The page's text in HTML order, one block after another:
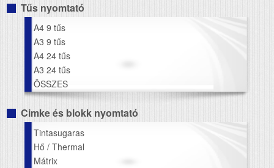
Tűs nyomtató
A4 9 tűs
A3 9 tűs
A4 24 tűs
A3 24 tűs
ÖSSZES
Cimke és blokk nyomtató
Tintasugaras
Hő / Thermal
Mátrix